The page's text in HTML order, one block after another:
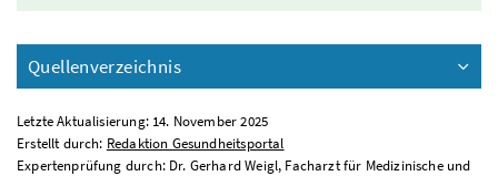
Quellenverzeichnis
Letzte Aktualisierung: 14. November 2025
Erstellt durch: Redaktion Gesundheitsportal
Expertenprüfung durch: Dr. Gerhard Weigl, Facharzt für Medizinische und